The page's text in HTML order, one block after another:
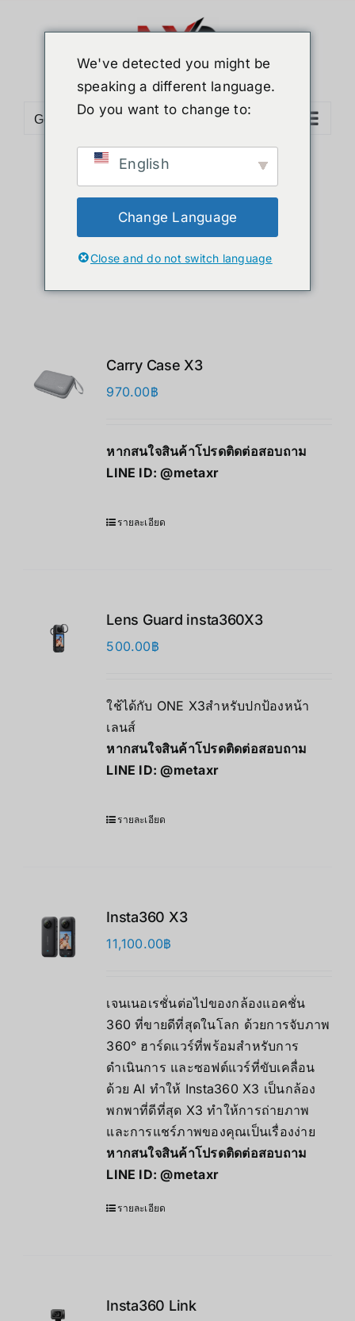
Go to...
Sort byPopularity
Show36 Products
Carry Case X3
970.00฿
หากสนใจสินค้าโปรดติดต่อสอบถาม
LINE ID:@metaxr
รายละเอียด
Lens Guard insta360X3 ​
500.00฿
ใช้ได้กับ ONE X3สำหรับปกป้องหน้า
เลนส์
หากสนใจสินค้าโปรดติดต่อสอบถาม
LINE ID:@metaxr
รายละเอียด
Insta360 X3
11,100.00฿
เจนเนอเรชั่นต่อไปของกล้องแอคชั่น
360 ที่ขายดีที่สุดในโลก ด้วยการจับภาพ
360° ฮาร์ดแวร์ที่พร้อมสำหรับการ
ดำเนินการ และซอฟต์แวร์ที่ขับเคลื่อน
ด้วย AI ทำให้ Insta360 X3 เป็นกล้อง
พกพาที่ดีที่สุด X3 ทำให้การถ่ายภาพ
และการแชร์ภาพของคุณเป็นเรื่องง่าย
หากสนใจสินค้าโปรดติดต่อสอบถาม
LINE ID:@metaxr
รายละเอียด
Insta360 Link
We've detected you might be
speaking a different language.
Do you want to change to:
English
Change Language
Close and do not switch language